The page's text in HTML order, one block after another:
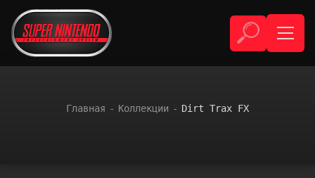
Главная Коллекции Dirt Trax FX